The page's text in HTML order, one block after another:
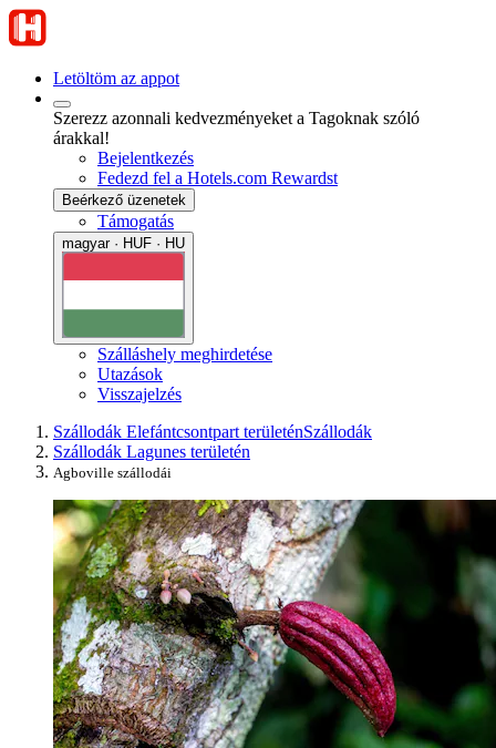
Letöltöm az appot
Szerezz azonnali kedvezményeket a Tagoknak szóló
árakkal!
Bejelentkezés
Fedezd fel a Hotels.com Rewardst
Beérkező üzenetek
Támogatás
magyar · HUF · HU
Szálláshely meghirdetése
Utazások
Visszajelzés
Szállodák Elefántcsontpart területénSzállodák
Szállodák Lagunes területén
Agboville szállodái